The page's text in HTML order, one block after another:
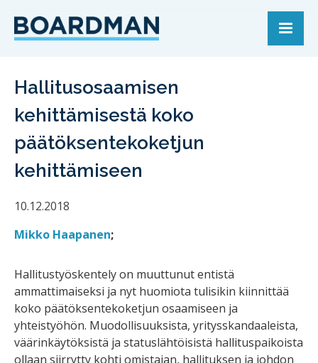
Hallitusosaamisen
kehittämisestä koko
päätöksentekoketjun
kehittämiseen
10.12.2018
Mikko Haapanen;
Hallitustyöskentely on muuttunut entistä
ammattimaiseksi ja nyt huomiota tulisikin kiinnittää
koko päätöksentekoketjun osaamiseen ja
yhteistyöhön. Muodollisuuksista, yritysskandaaleista,
väärinkäytöksistä ja statuslähtöisistä hallituspaikoista
ollaan siirrytty kohti omistajan, hallituksen ja johdon